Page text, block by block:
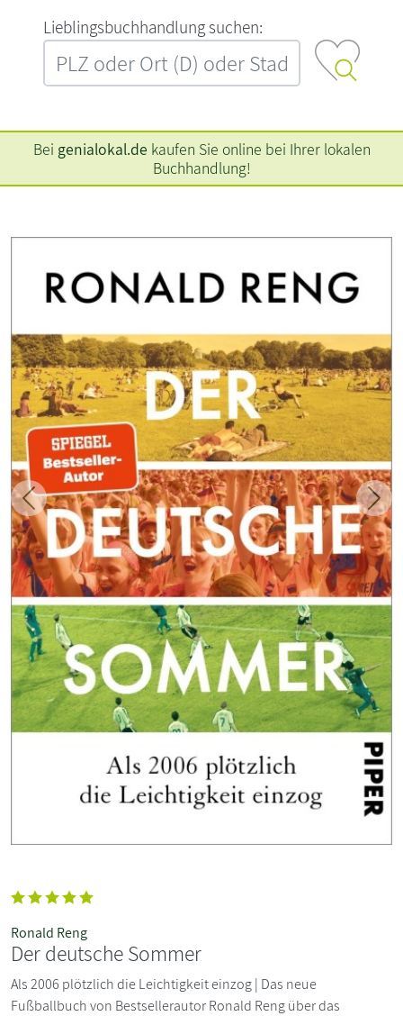
L‍i‍e‍b‍l‍i‍n‍g‍s‍b‍u‍c‍h‍h‍a‍n‍d‍l‍u‍n‍g‍ ‍s‍u‍c‍h‍e‍n‍:‍
Bei genialokal.de kaufen Sie online bei Ihrer lokalen
Buchhandlung!
Zurück
Ronald Reng
Der deutsche Sommer
Als 2006 plötzlich die Leichtigkeit einzog | Das neue
Fußballbuch von Bestsellerautor Ronald Reng über das